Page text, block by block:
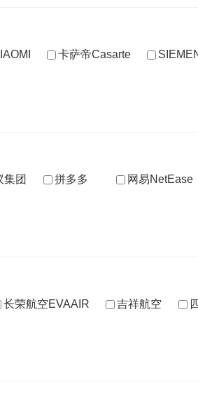
卡萨帝Casarte
集团 拼多多
网易NetEase
长荣航空EVAAIR 吉祥航空